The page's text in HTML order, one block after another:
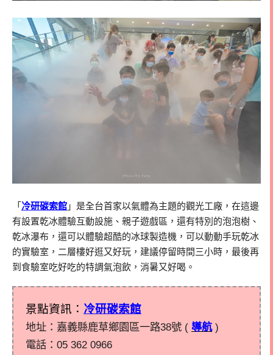
「冷研碳索館 」是全台首家以氣體為主題的觀光工廠，在這邊
有設置乾冰體驗互動設施、親子遊戲區，還有特別的泡泡樹、
乾冰瀑布，還可以體驗超酷的冰球製造機，可以動動手玩乾冰
的實驗室，二層樓好逛又好玩，建議停留時間三小時，最後再
到食驗室吃好吃的特調氣泡飲，消暑又好喝。
景點資訊： 冷研碳索館
地址：嘉義縣鹿草鄉園區一路38號 ( 導航)
電話：05 362 0966